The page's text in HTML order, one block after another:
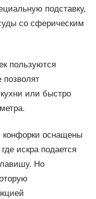
подставку,
со сферическим
пользуются
позволят
или быстро
конфорки оснащены
искра подается
Но